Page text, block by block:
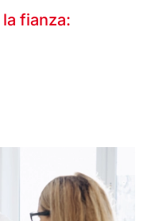
fianza: